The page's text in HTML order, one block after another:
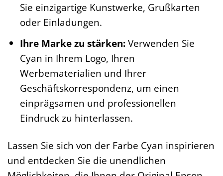
Sie einzigartige Kunstwerke, Grußkarten
oder Einladungen.
Ihre Marke zu stärken:Verwenden Sie
Cyan in Ihrem Logo, Ihren
Werbematerialien und Ihrer
Geschäftskorrespondenz, um einen
einprägsamen und professionellen
Eindruck zu hinterlassen.
Lassen Sie sich von der Farbe Cyan inspirieren
und entdecken Sie die unendlichen